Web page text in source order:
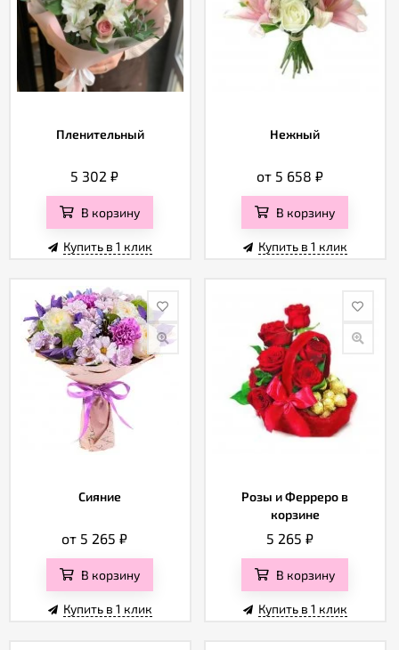
Пленительный
5 302₽
В корзину
Купить в 1 клик
Нежный
от 5 658 ₽
В корзину
Купить в 1 клик
Сияние
от 5 265₽
В корзину
Купить в 1 клик
Розы и Ферреро в
корзине
5 265 ₽
В корзину
Купить в 1 клик